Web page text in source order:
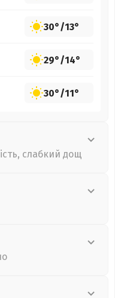
30°/13°
29°/14°
30°/11°
слабкий дощ